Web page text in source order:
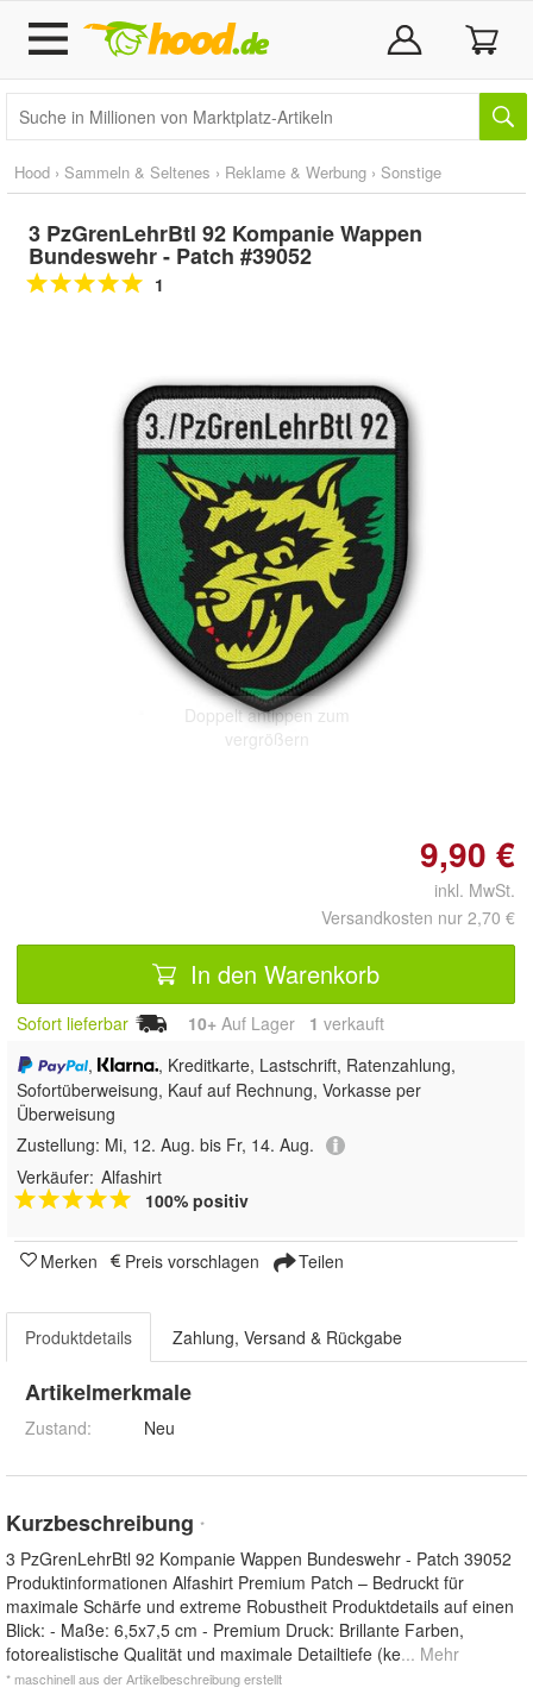
Hood › Sammeln & Seltenes › Reklame & Werbung › Sonstige
3 PzGrenLehrBtl 92 Kompanie Wappen
Bundeswehr - Patch #39052
1
Doppelt antippen zum
vergrößern
9,90 €
inkl. MwSt.
Versandkosten nur 2,70 €
In den Warenkorb
Sofort lieferbar 10+ Auf Lager 1 verkauft
,
, Kreditkarte, Lastschrift, Ratenzahlung,
Sofortüberweisung, Kauf auf Rechnung, Vorkasse per
Überweisung
Zustellung: Mi, 12. Aug. bis Fr, 14. Aug.
Verkäufer: Alfashirt
100% positiv
Merken Preis vorschlagen Teilen
Produktdetails Zahlung, Versand & Rückgabe
Artikelmerkmale
Zustand: Neu
Kurzbeschreibung *
3 PzGrenLehrBtl 92 Kompanie Wappen Bundeswehr - Patch 39052
Produktinformationen Alfashirt Premium Patch – Bedruckt für
maximale Schärfe und extreme Robustheit Produktdetails auf einen
Blick: - Maße: 6,5x7,5 cm - Premium Druck: Brillante Farben,
fotorealistische Qualität und maximale Detailtiefe (ke... Mehr
* maschinell aus der Artikelbeschreibung erstellt